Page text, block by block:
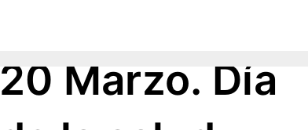
20 Marzo. Día